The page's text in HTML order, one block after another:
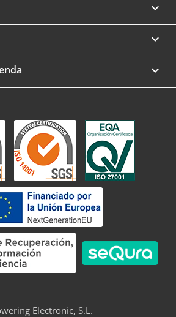


keyboard_arrow_down
Electronic, S.L.